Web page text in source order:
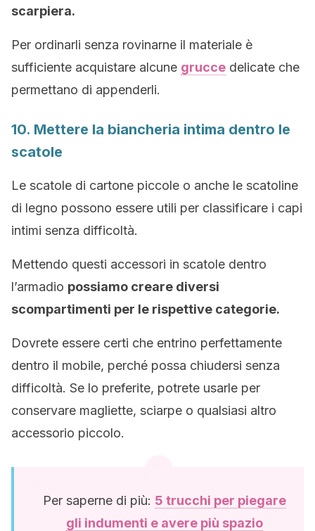
scarpiera.
Per ordinarli senza rovinarne il materiale è
sufficiente acquistare alcune grucce delicate che
permettano di appenderli.
10. Mettere la biancheria intima dentro le
scatole
Le scatole di cartone piccole o anche le scatoline
di legno possono essere utili per classificare i capi
intimi senza difficoltà.
Mettendo questi accessori in scatole dentro
l’armadio possiamo creare diversi
scompartimenti per le rispettive categorie.
Dovrete essere certi che entrino perfettamente
dentro il mobile, perché possa chiudersi senza
difficoltà. Se lo preferite, potrete usarle per
conservare magliette, sciarpe o qualsiasi altro
accessorio piccolo.
Per saperne di più: 5 trucchi per piegare
gli indumenti e avere più spazio